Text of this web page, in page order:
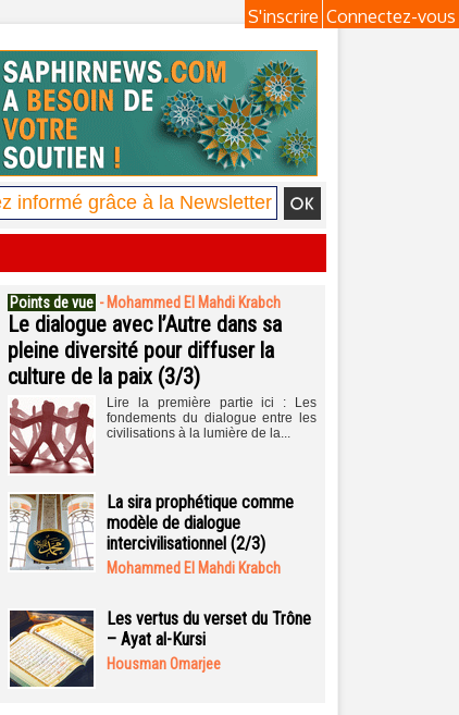
Connectez-vous
S'inscrire
Points de vue - Mohammed El Mahdi Krabch
Le dialogue avec l’Autre dans sa
pleine diversité pour diffuser la
culture de la paix (3/3)
Lire la première partie ici : Les
fondements du dialogue entre les
civilisations à la lumière de la...
La sira prophétique comme
modèle de dialogue
intercivilisationnel (2/3)
Mohammed El Mahdi Krabch
Les vertus du verset du Trône
– Ayat al-Kursi
Housman Omarjee